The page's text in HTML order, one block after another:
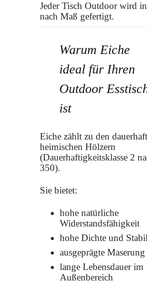
Jeder Tisch Outdoor wird
nach Maß gefertigt.
Warum Eiche
ideal für Ihren
Outdoor
ist
Eiche zählt zu den
heimischen Hölzern
(Dauerhaftigkeitsklasse 2
350).
Sie bietet:
hohe natürliche
Widerstandsfähigkeit
hohe Dichte und
ausgeprägte Maserung
lange Lebensdauer im
Außenbereich